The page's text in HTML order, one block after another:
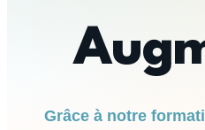
Grâce à notre